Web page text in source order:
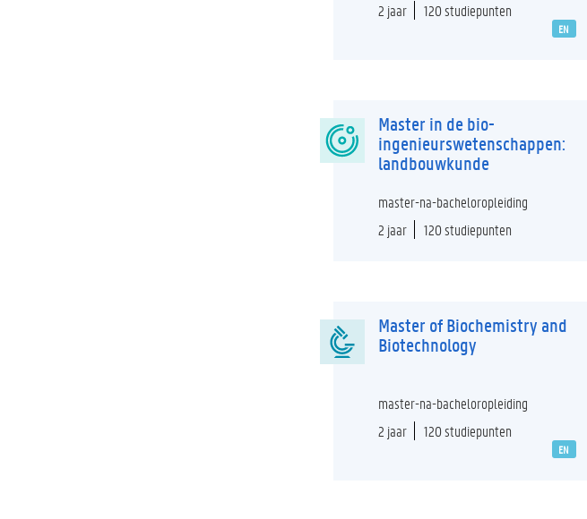
2 jaar
120 studiepunten
EN
Master in de bio-
ingenieurswetenschappen:
landbouwkunde
master-na-bacheloropleiding
2 jaar
120 studiepunten
Master of Biochemistry and
Biotechnology
master-na-bacheloropleiding
2 jaar
120 studiepunten
EN